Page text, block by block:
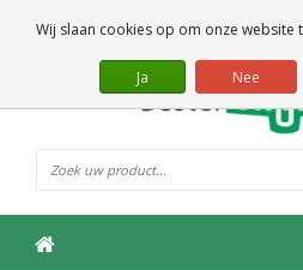
Wij slaan cookies op om onze website
Ja Nee